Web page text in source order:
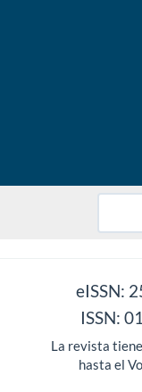
eISSN:
ISSN:
La revista
hasta el